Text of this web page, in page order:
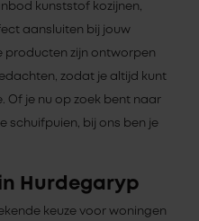
kunststof kozijnen,
aansluiten bij jouw
producten zijn ontworpen
zodat je altijd kunt
Of je nu op zoek bent naar
schuifpuien, bij ons ben je
Hurdegaryp
keuze voor woningen